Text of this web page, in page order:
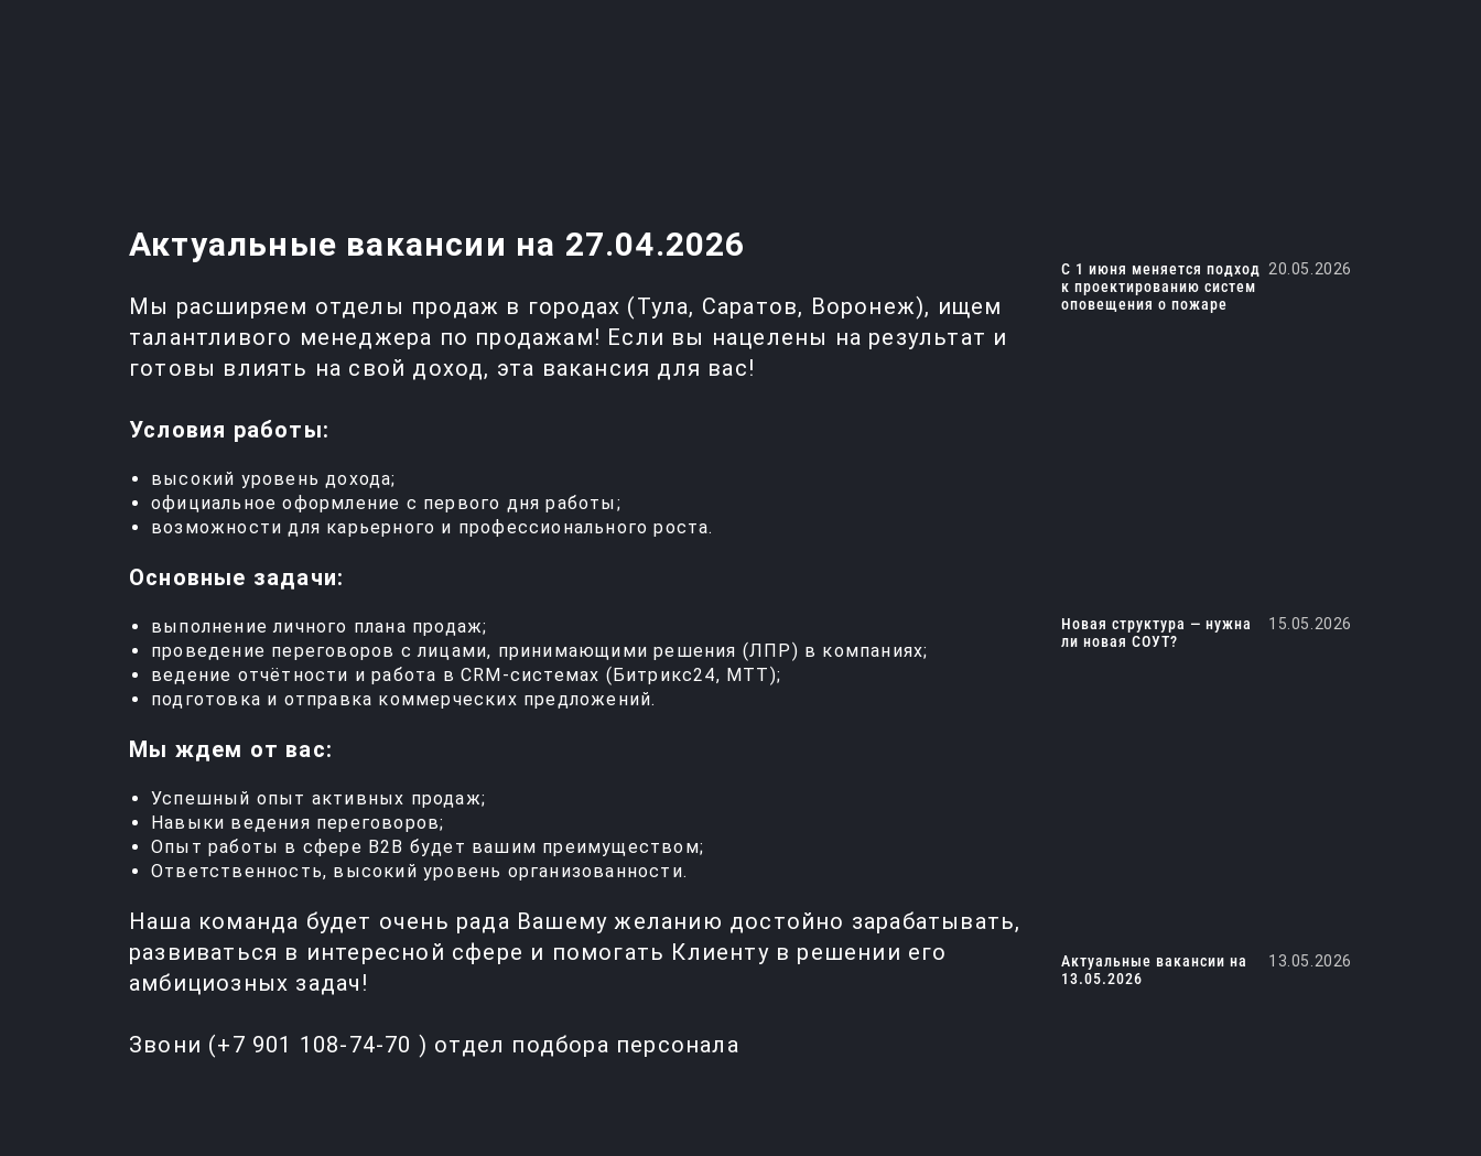
Актуальные вакансии на 27.04.2026
Мы расширяем отделы продаж в городах (Тула, Саратов, Воронеж), ищем
талантливого менеджера по продажам! Если вы нацелены на результат и
готовы влиять на свой доход, эта вакансия для вас!
Условия работы:
высокий уровень дохода;
официальное оформление с первого дня работы;
возможности для карьерного и профессионального роста.
Основные задачи:
выполнение личного плана продаж;
проведение переговоров с лицами, принимающими решения (ЛПР) в компаниях;
ведение отчётности и работа в CRM‑системах (Битрикс24, МТТ);
подготовка и отправка коммерческих предложений.
Мы ждем от вас:
Успешный опыт активных продаж;
Навыки ведения переговоров;
Опыт работы в сфере B2B будет вашим преимуществом;
Ответственность, высокий уровень организованности.
Наша команда будет очень рада Вашему желанию достойно зарабатывать,
развиваться в интересной сфере и помогать Клиенту в решении его
амбициозных задач!
Звони (+7 901 108-74-70 ) отдел подбора персонала
С 1 июня меняется подход
к проектированию систем
оповещения о пожаре
20.05.2026
Новая структура — нужна
ли новая СОУТ?
15.05.2026
Актуальные вакансии на
13.05.2026
13.05.2026